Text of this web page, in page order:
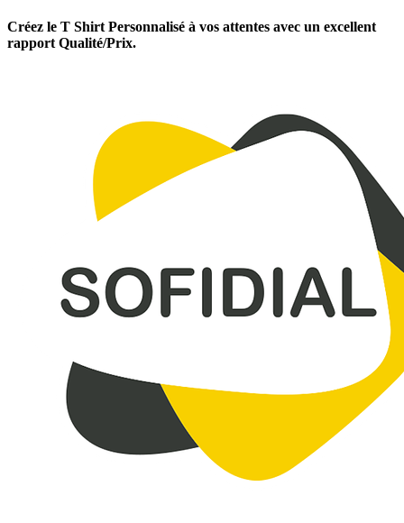
Créez le T Shirt Personnalisé à vos attentes avec un excellent
rapport Qualité/Prix.